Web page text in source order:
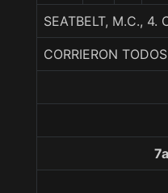
SEATBELT, M.C., 4.
CORRIERON